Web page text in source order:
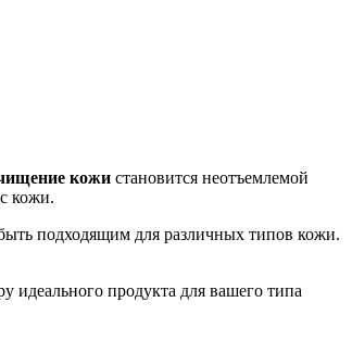
кожи становится неотъемлемой
кожи.
подходящим для различных типов кожи.
идеального продукта для вашего типа